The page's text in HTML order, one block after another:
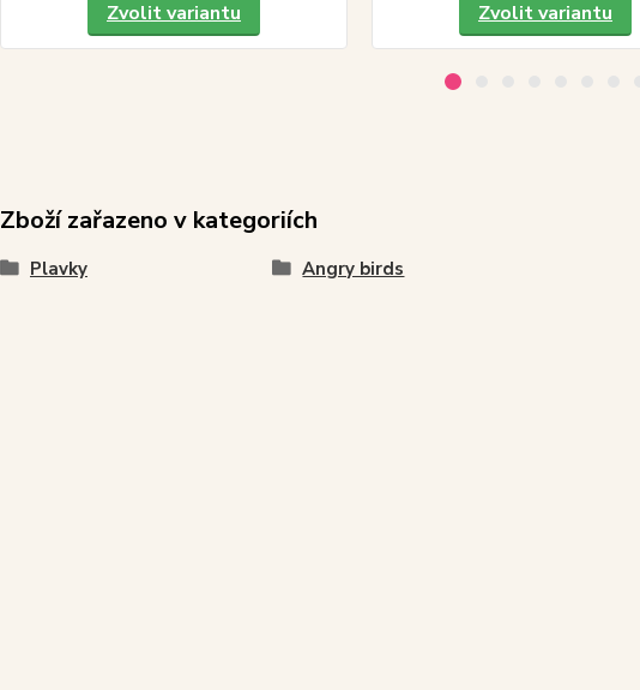
Zvolit variantu Zvolit variantu
Zboží zařazeno v kategoriích
Plavky Angry birds